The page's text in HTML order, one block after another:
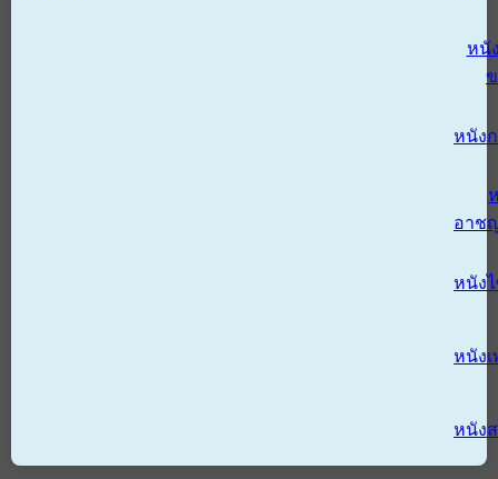
หนั
หนัง
อาช
หนัง
หนังเ
หนัง